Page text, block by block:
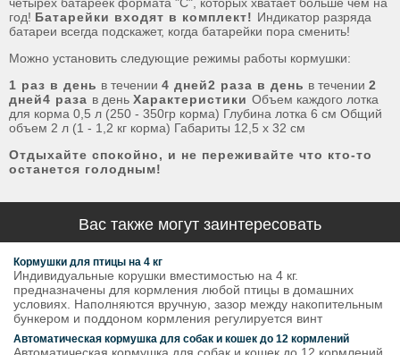
год! Батарейки входят в комплект! Индикатор разряда
батареи всегда подскажет, когда батарейки пора сменить!
Можно установить следующие режимы работы кормушки:
1 раз в день в течении 4 дней2 раза в день в течении 2
дней4 раза в день Характеристики Объем каждого лотка
для корма 0,5 л (250 - 350гр корма) Глубина лотка 6 см Общий
объем 2 л (1 - 1,2 кг корма) Габариты 12,5 х 32 см
Отдыхайте спокойно, и не переживайте что кто-то
останется голодным!
Вас также могут заинтересовать
Кормушки для птицы на 4 кг
Индивидуальные корушки вместимостью на 4 кг.
предназначены для кормления любой птицы в домашних
условиях. Наполняются вручную, зазор между накопительным
бункером и поддоном кормления регулируется винт
Автоматическая кормушка для собак и кошек до 12 кормлений